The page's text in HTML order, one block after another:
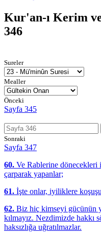
Kur'an-ı Kerim
346
Sureler
Mealler
Önceki
Sayfa 345
Sonraki
Sayfa 347
60. Ve Rablerine dönecekleri
çarparak yapanlar;
61. İşte onlar, iyiliklere
62. Biz hiç kimseyi gücünün
kılmayız. Nezdimizde hakkı
haksızlığa uğratılmazlar.